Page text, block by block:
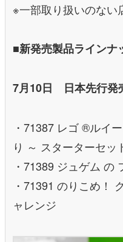
※一部取り扱いのない
■新発売製品ラインナ
7月10日 日本先行発
・71387 レゴ ®️ルイ
り ～ スターターセッ
・71389 ジュゲム の
・71391 のりこめ！
ャレンジ